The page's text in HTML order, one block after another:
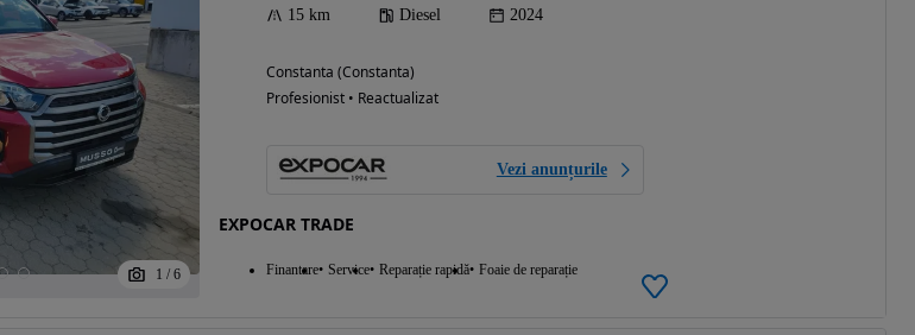
1 / 6
15 km Diesel 2024
Constanta (Constanta)
Profesionist • Reactualizat
Vezi anunțurile
EXPOCAR TRADE
Finantare Service Reparație rapidă Foaie de reparație